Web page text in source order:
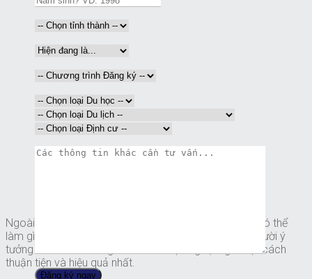
Ngoài việc giảng dạy ngoại ngữ chính thức, người ta có thể
làm gì khác để học một ngôn ngữ mới? Dưới đây là mười ý
tưởng dành cho những ai mơ ước học ngoại ngữ một cách
thuận tiện và hiệu quả nhất.